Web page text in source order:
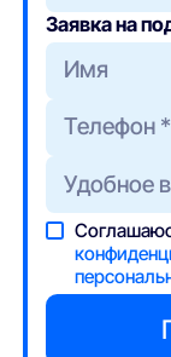
Заявка на